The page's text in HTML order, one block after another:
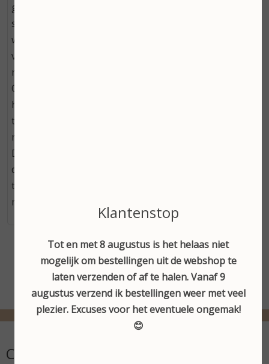
gebruiken voor je eigen groeiende buik tegen jeuk en
striae. - Ook geschikt voor de allerkleinsten - Met
white poppy oil dat beschermt tegen irritaties - Extra
voedend voor de droge huid - Vegan - Bevat geen
notenolie De Body oil Poppy Love bevat white Poppy
Oil (witte klaproos olie) dat de gevoeligste huidjes
helpt te herstellen. Bij baby?s helpt het te beschermen
tegen luieruitslag en andere irritaties, terwijl het
mama?s huid de beschadigde huid helpt te herstellen.
De omega-6 vetzuren in deze olie dringen diep door in
de huid en maken de huid zacht en soepel. De olie
trekt snel in zonder een vette laag achter te laten. 50
ml
Contactgegevens
Klantenstop
Tot en met 8 augustus is het helaas niet
mogelijk om bestellingen uit de webshop te
laten verzenden of af te halen. Vanaf 9
augustus verzend ik bestellingen weer met veel
plezier. Excuses voor het eventuele ongemak!
😊